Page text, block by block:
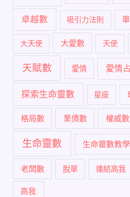
卓越數 吸引力法則
大天使 大愛數 天使
天賦數 愛情 愛情
探索生命靈數 星座
格局數 業債數 權威數
生命靈數 生命靈數教學
老闆數 脫單 連結高我
高我